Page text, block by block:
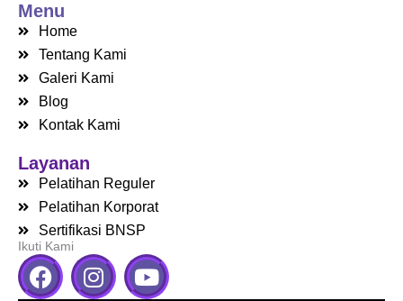
Menu
Home
Tentang Kami
Galeri Kami
Blog
Kontak Kami
Layanan
Pelatihan Reguler
Pelatihan Korporat
Sertifikasi BNSP
Ikuti Kami
F
a
I
n
Y
o